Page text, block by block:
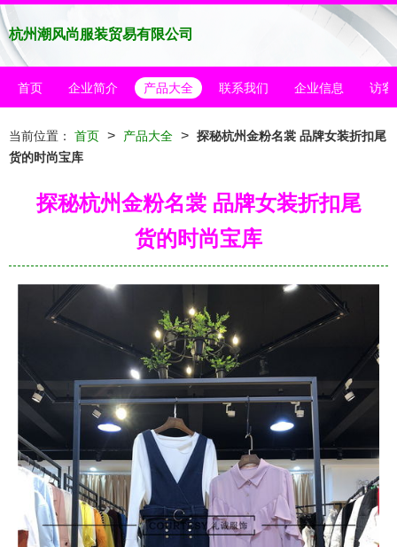
杭州潮风尚服装贸易有限公司
首页 企业简介 产品大全 联系我们 企业信息 访客
当前位置： 首页 > 产品大全 > 探秘杭州金粉名裳 品牌女装折扣尾
货的时尚宝库
探秘杭州金粉名裳 品牌女装折扣尾
货的时尚宝库